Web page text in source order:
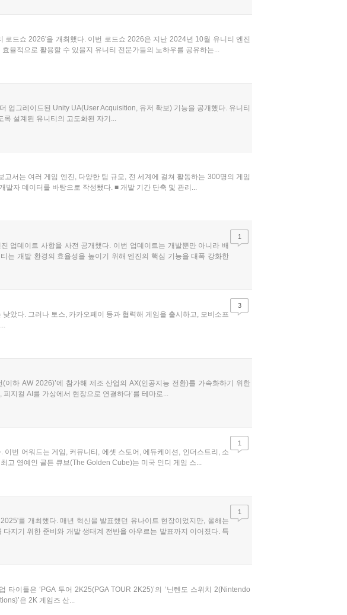
드쇼 2026'을 개최했다. 이번 로드쇼 2026은 지난 2024년 10월 유니티 엔진
율적으로 활용할 수 있을지 유니티 전문가들의 노하우를 공유하는...
업그레이드된 Unity UA(User Acquisition, 유저 확보) 기능을 공개했다. 유니티
록 설계된 유니티의 고도화된 자기...
서는 여러 게임 엔진, 다양한 팀 규모, 전 세계에 걸쳐 활동하는 300명의 게임
자 데이터를 바탕으로 작성됐다. ■ 개발 기간 단축 및 관리...
업데이트 사항을 사전 공개했다. 이번 업데이트는 개발뿐만 아니라 배
는 개발 환경의 효율성을 높이기 위해 엔진의 핵심 기능을 대폭 강화한
1
았다. 그러나 토스, 카카오페이 등과 협력해 게임을 출시하고, 모비소프
3
하 AW 2026)’에 참가해 제조 산업의 AX(인공지능 전환)를 가속화하기 위한
지컬 AI를 가상에서 현장으로 연결하다’를 테마로...
번 어워드는 게임, 커뮤니티, 에셋 스토어, 에듀케이션, 인더스트리, 소
고 영예인 골든 큐브(The Golden Cube)는 미국 인디 게임 스...
1
를 개최했다. 매년 혁신을 발표했던 유나이트 현장이었지만, 올해는
지기 위한 준비와 개발 생태계 전반을 아우르는 발표까지 이어졌다. 특
1
이틀은 ‘PGA 투어 2K25(PGA TOUR 2K25)’의 ‘닌텐도 스위치 2(Nintendo
은 2K 게임즈 산...